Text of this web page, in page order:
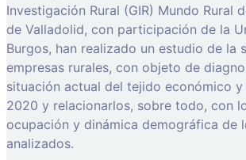
Investigación Rural (GIR) Mundo Rural
de Valladolid, con participación de la
Burgos, han realizado un estudio de la
empresas rurales, con objeto de
situación actual del tejido económico
2020 y relacionarlos, sobre todo, con
ocupación y dinámica demográfica de
analizados.